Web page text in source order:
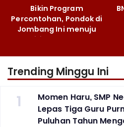
Bikin Program
Percontohan, Pondok di
Jombang Ini menuju
Mandiri Kelola Sampah
Trending Minggu Ini
1
Momen Haru, SMP
Lepas Tiga Guru
Puluhan Tahun